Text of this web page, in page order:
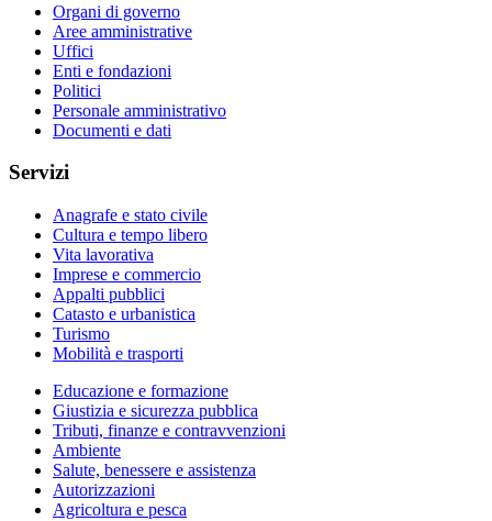
Organi di governo
Aree amministrative
Uffici
Enti e fondazioni
Politici
Personale amministrativo
Documenti e dati
Servizi
Anagrafe e stato civile
Cultura e tempo libero
Vita lavorativa
Imprese e commercio
Appalti pubblici
Catasto e urbanistica
Turismo
Mobilità e trasporti
Educazione e formazione
Giustizia e sicurezza pubblica
Tributi, finanze e contravvenzioni
Ambiente
Salute, benessere e assistenza
Autorizzazioni
Agricoltura e pesca